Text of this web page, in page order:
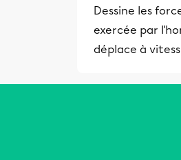
Dessine les
exercée par
déplace à